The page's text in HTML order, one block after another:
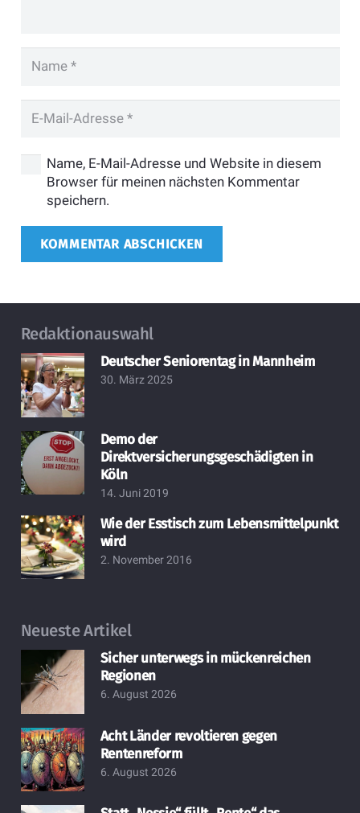
Name, E-Mail-Adresse und Website in diesem
Browser für meinen nächsten Kommentar
speichern.
KOMMENTAR ABSCHICKEN
Redaktionauswahl
Deutscher Seniorentag in Mannheim
30. März 2025
Demo der
Direktversicherungsgeschädigten in
Köln
14. Juni 2019
Wie der Esstisch zum Lebensmittelpunkt
wird
2. November 2016
Neueste Artikel
Sicher unterwegs in mückenreichen
Regionen
6. August 2026
Acht Länder revoltieren gegen
Rentenreform
6. August 2026